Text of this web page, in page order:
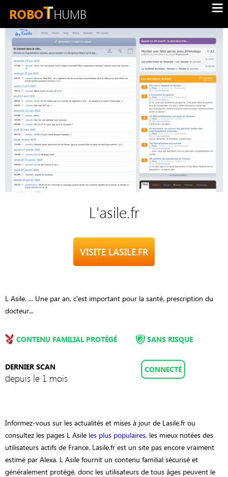
L'asile.fr
VISITE LASILE.FR
L Asile. ... Une par an, c'est important pour la santé, prescription du
docteur...
CONTENU FAMILIAL PROTÉGÉ
DERNIER SCAN
depuis le 1 mois
SANS RISQUE
CONNECTÉ
Informez-vous sur les actualités et mises à jour de Lasile.fr ou
consultez les pages L Asile les plus populaires, les mieux notées des
utilisateurs actifs de France. Lasile.fr est un site pas encore vraiment
estimé par Alexa. L Asile fournit un contenu familial sécurisé et
généralement protégé, donc les utilisateurs de tous âges peuvent le